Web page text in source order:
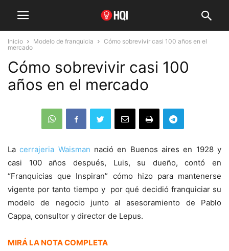
Inicio Modelo de franquicia
Cómo sobrevivir casi 100 años en el
mercado
Cómo sobrevivir casi 100
años en el mercado
Lacerrajeria Waisman nació en Buenos aires en 1928 y
casi 100 años después, Luis, su dueño, contó en
“Franquicias que Inspiran” cómo hizo para mantenerse
vigente por tanto tiempo y por qué decidió franquiciar su
modelo de negocio junto al asesoramiento de Pablo
Cappa, consultor y director de Lepus.
MIRÁ LA NOTA COMPLETA